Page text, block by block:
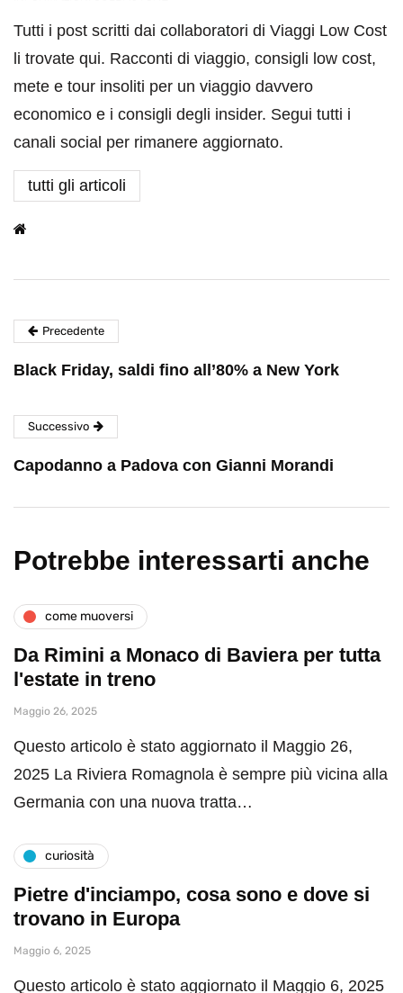
Tutti i post scritti dai collaboratori di Viaggi Low Cost
li trovate qui. Racconti di viaggio, consigli low cost,
mete e tour insoliti per un viaggio davvero
economico e i consigli degli insider. Segui tutti i
canali social per rimanere aggiornato.
tutti gli articoli
Precedente
Black Friday, saldi fino all’80% a New York
Successivo
Capodanno a Padova con Gianni Morandi
Potrebbe interessarti anche
come muoversi
Da Rimini a Monaco di Baviera per tutta
l'estate in treno
Maggio 26, 2025
Questo articolo è stato aggiornato il Maggio 26,
2025 La Riviera Romagnola è sempre più vicina alla
Germania con una nuova tratta…
curiosità
Pietre d'inciampo, cosa sono e dove si
trovano in Europa
Maggio 6, 2025
Questo articolo è stato aggiornato il Maggio 6, 2025